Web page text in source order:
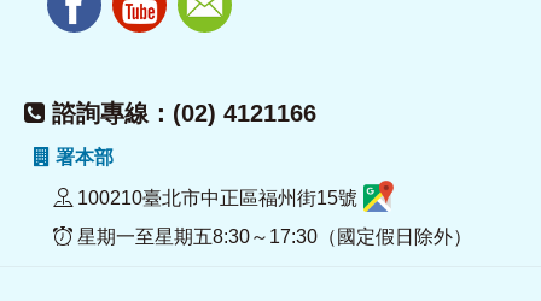
諮詢專線：(02) 4121166
署本部
100210臺北市中正區福州街15號
星期一至星期五8:30～17:30（國定假日除外）